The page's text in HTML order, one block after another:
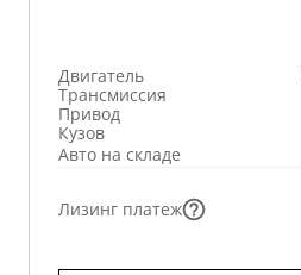
Двигатель
Трансмиссия
Привод
Кузов
Авто на складе
Лизинг платеж